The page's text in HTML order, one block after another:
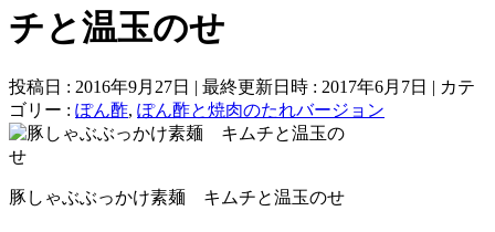
チと温玉のせ
投稿日 : 2016年9月27日 最終更新日時 : 2017年6月7日
カテ
ゴリー : ぽん酢, ぽん酢と焼肉のたれバージョン
豚しゃぶぶっかけ素麺 キムチと温玉のせ